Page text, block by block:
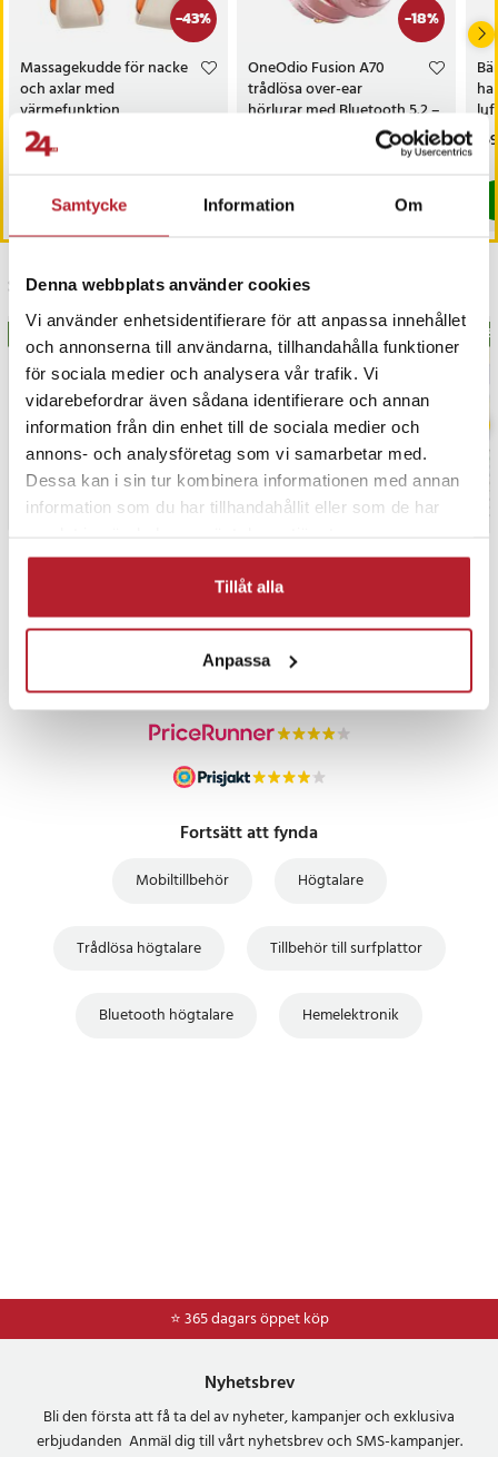
Samtycke Information Om
Denna webbplats använder cookies
Vi använder enhetsidentifierare för att anpassa innehållet
och annonserna till användarna, tillhandahålla funktioner
för sociala medier och analysera vår trafik. Vi
vidarebefordrar även sådana identifierare och annan
information från din enhet till de sociala medier och
annons- och analysföretag som vi samarbetar med.
Dessa kan i sin tur kombinera informationen med annan
information som du har tillhandahållit eller som de har
Tillåt alla
Anpassa
silikonfinish
- Kompatibilitet: Apple- och Android-enheter
Artikelnummer:130287
-43%
Massagekudde för nacke
och axlar med
värmefunktion
Nuvarande pris
399 kr
399 kr
I lager, levereras inom 1-2 vardagar
Köp
-18%
OneOdio Fusion A70
trådlösa over-ear
hörlurar med Bluetooth 5.2 –
:729 kr
Kommer i lager 2026-08-14
Senast besökta
PRISGARANTI
Fortsätt att fynda
Mobiltillbehör Högtalare
Trådlösa högtalare Tillbehör till surfplattor
Bluetooth högtalare Hemelektronik
⭐ 365 dagars öppet köp
⭐Frakt 49kr *
Nyhetsbrev
Bli den första att få ta del av nyheter, kampanjer och exklusiva
erbjudanden Anmäl dig till vårt nyhetsbrev och SMS-kampanjer.